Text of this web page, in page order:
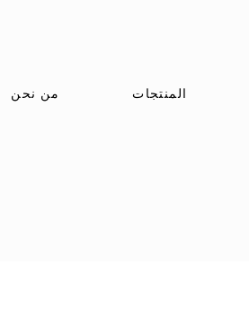
المنتجات من نحن